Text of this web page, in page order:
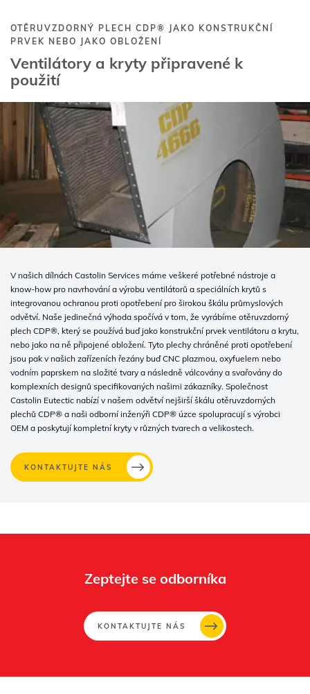
OTĚRUVZDORNÝ PLECH CDP® JAKO KONSTRUKČNÍ
PRVEK NEBO JAKO OBLOŽENÍ
Ventilátory a kryty připravené k
použití
V našich dílnách Castolin Services máme veškeré potřebné nástroje a
know-how pro navrhování a výrobu ventilátorů a speciálních krytů s
integrovanou ochranou proti opotřebení pro širokou škálu průmyslových
odvětví. Naše jedinečná výhoda spočívá v tom, že vyrábíme otěruvzdorný
plech CDP®, který se používá buď jako konstrukční prvek ventilátoru a krytu,
nebo jako na ně připojené obložení. Tyto plechy chráněné proti opotřebení
jsou pak v našich zařízeních řezány buď CNC plazmou, oxyfuelem nebo
vodním paprskem na složité tvary a následně válcovány a svařovány do
komplexních designů specifikovaných našimi zákazníky. Společnost
Castolin Eutectic nabízí v našem odvětví nejširší škálu otěruvzdorných
plechů CDP® a naši odborní inženýři CDP® úzce spolupracují s výrobci
OEM a poskytují kompletní kryty v různých tvarech a velikostech.
KONTAKTUJTE NÁS
Off
Zeptejte se odborníka
KONTAKTUJTE NÁS